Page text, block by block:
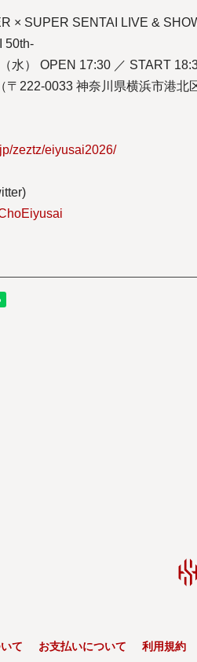
× SUPER SENTAI LIVE &
50th-
水） OPEN 17:30 ／ START
〒222-0033 神奈川県横浜市港北
zeztz/eiyusai2026/
て お支払いについて 利用規約